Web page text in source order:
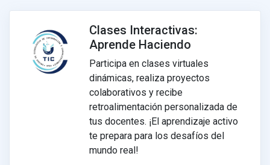
Clases Interactivas:
Aprende Haciendo
Participa en clases virtuales
dinámicas, realiza proyectos
colaborativos y recibe
retroalimentación personalizada de
tus docentes. ¡El aprendizaje activo
te prepara para los desafíos del
mundo real!